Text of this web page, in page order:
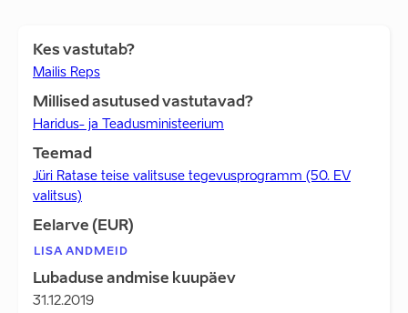
Kes vastutab?
Mailis Reps
Millised asutused vastutavad?
Haridus- ja Teadusministeerium
Teemad
Jüri Ratase teise valitsuse tegevusprogramm (50. EV
valitsus)
Eelarve (EUR)
LISA ANDMEID
Lubaduse andmise kuupäev
31.12.2019